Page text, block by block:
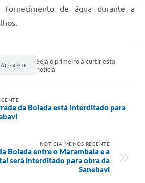
fornecimento de água durante a
GOSTEI
Seja o primeiro a curtir esta
notícia.
da Boiada está interditado para
NOTÍCIA MENOS RECENTE
Boiada entre o Marambaia e a
será interditado para obra da
Sanebavi